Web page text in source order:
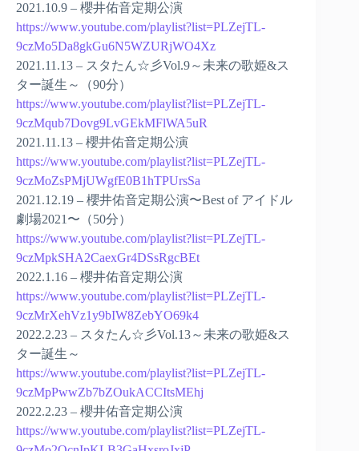
2021.10.9 – 櫻井佑音定期公演
https://www.youtube.com/playlist?list=PLZejTL-
9czMo5Da8gkGu6N5WZURjWO4Xz
2021.11.13 – スタたん☆彡Vol.9～未来の歌姫&ス
ター誕生～（90分）
https://www.youtube.com/playlist?list=PLZejTL-
9czMqub7Dovg9LvGEkMFlWA5uR
2021.11.13 – 櫻井佑音定期公演
https://www.youtube.com/playlist?list=PLZejTL-
9czMoZsPMjUWgfE0B1hTPUrsSa
2021.12.19 – 櫻井佑音定期公演〜Best of アイドル
劇場2021〜（50分）
https://www.youtube.com/playlist?list=PLZejTL-
9czMpkSHA2CaexGr4DSsRgcBEt
2022.1.16 – 櫻井佑音定期公演
https://www.youtube.com/playlist?list=PLZejTL-
9czMrXehVz1y9bIW8ZebYO69k4
2022.2.23 – スタたん☆彡Vol.13～未来の歌姫&ス
ター誕生～
https://www.youtube.com/playlist?list=PLZejTL-
9czMpPwwZb7bZOukACCItsMEhj
2022.2.23 – 櫻井佑音定期公演
https://www.youtube.com/playlist?list=PLZejTL-